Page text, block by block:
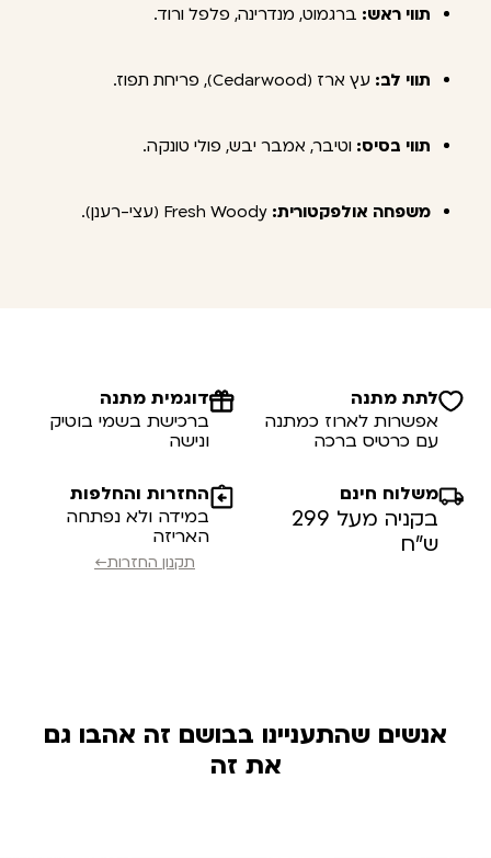
תווי ראש: ברגמוט, מנדרינה, פלפל ורוד.
תווי לב: עץ ארז (Cedarwood), פריחת תפוז.
תווי בסיס: וטיבר, אמבר יבש, פולי טונקה.
משפחה אולפקטורית:
לתת מתנה
אפשרות לארוז כמתנה
עם כרטיס ברכה
דוגמית מתנה
ברכישת בשמי בוטיק
ונישה
משלוח חינם
בקניה מעל 299
ש”ח
החזרות והחלפות
במידה ולא נפתחה
האריזה
תקנון החזרות←
אנשים שהתעניינו בבושם זה אהבו גם
את זה